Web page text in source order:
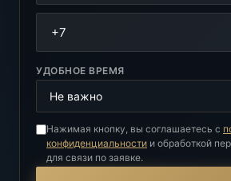
УДОБНОЕ ВРЕМЯ
Нажимая кнопку, вы соглашаетесь с
конфиденциальности и обработкой
для связи по заявке.